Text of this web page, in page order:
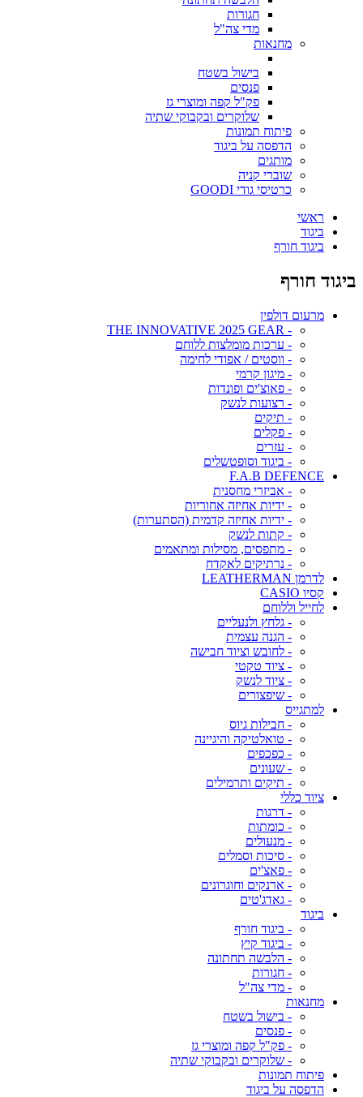
חגורות
מדי צה"ל
מחנאות
בישול בשטח
פנסים
פק"ל קפה ומוצרי גז
שלוקרים ובקבוקי שתיה
פיתוח תמונות
הדפסה על ביגוד
מותגים
שוברי קניה
כרטיסי גודי GOODI
ראשי
ביגוד
ביגוד חורף
ביגוד חורף
מרעום דולפין
- THE INNOVATIVE 2025 GEAR
- ערכות מומלצות ללוחם
- ווסטים / אפודי לחימה
- מיגון קרמי
- פאוצ'ים ופונדות
- רצועות לנשק
- תיקים
- פקלים
- עזרים
- ביגוד וסופטשלים
F.A.B DEFENCE
- אביזרי מחסנית
- ידיות אחיזה אחוריות
- ידיות אחיזה קדמית (הסתערות)
- קתות לנשק
- מתפסים, מסילות ומתאמים
- נרתיקים לאקדח
לדרמן LEATHERMAN
קסיו CASIO
לחייל וללוחם
- גלחץ ולנעליים
- הגנה עצמית
- לחובש וציוד חבישה
- ציוד טקטי
- ציוד לנשק
- שיפצורים
למתגייס
- חבילות גיוס
- טואלטיקה והיגיינה
- כפכפים
- שעונים
- תיקים ותרמילים
ציוד כללי
- דרגות
- כומתות
- מנעולים
- סיכות וסמלים
- פאצ'ים
- ארנקים וחוגרונים
- גאדג'טים
ביגוד
- ביגוד חורף
- ביגוד קיץ
- הלבשה תחתונה
- חגורות
- מדי צה"ל
מחנאות
- בישול בשטח
- פנסים
- פק"ל קפה ומוצרי גז
- שלוקרים ובקבוקי שתיה
פיתוח תמונות
הדפסה על ביגוד